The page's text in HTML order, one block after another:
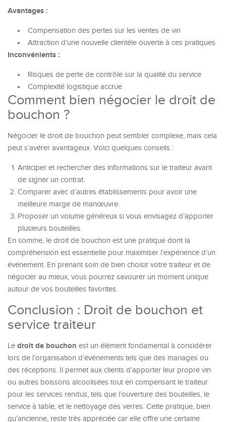
Avantages :
Compensation des pertes sur les ventes de vin
Attraction d’une nouvelle clientèle ouverte à ces pratiques
Inconvénients :
Risques de perte de contrôle sur la qualité du service
Complexité logistique accrue
Comment bien négocier le droit de
bouchon ?
Négocier le droit de bouchon peut sembler complexe, mais cela
peut s’avérer avantageux. Voici quelques conseils :
Anticiper et rechercher des informations sur le traiteur avant
de signer un contrat.
Comparer avec d’autres établissements pour avoir une
meilleure marge de manœuvre.
Proposer un volume généreux si vous envisagez d’apporter
plusieurs bouteilles.
En somme, le droit de bouchon est une pratique dont la
compréhension est essentielle pour maximiser l’expérience d’un
événement. En prenant soin de bien choisir votre traiteur et de
négocier au mieux, vous pourrez savourer un moment unique
autour de vos bouteilles favorites.
Conclusion : Droit de bouchon et
service traiteur
Le droit de bouchon est un élément fondamental à considérer
lors de l’organisation d’événements tels que des mariages ou
des réceptions. Il permet aux clients d’apporter leur propre vin
ou autres boissons alcoolisées tout en compensant le traiteur
pour les services rendus, tels que l’ouverture des bouteilles, le
service à table, et le nettoyage des verres. Cette pratique, bien
qu’ancienne, reste très appréciée car elle offre une certaine